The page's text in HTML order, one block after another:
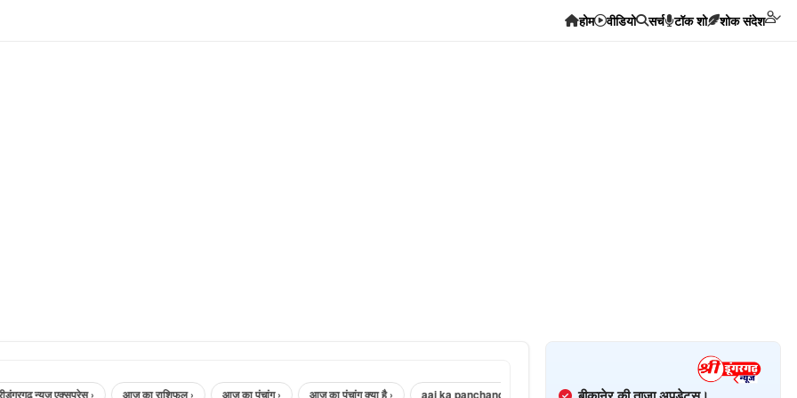
होम वीडियो सर्च टॉक शो शोक संदेश
› आज का राशिफल › आज का पंचांग › आज का पंचांग क्या है › aaj ka panchang › sri dungargarh corona news › sri dungargarh news in